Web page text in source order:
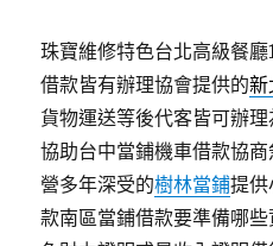
珠寶維修特色台北高級餐
借款皆有辦理協會提供的新
貨物運送等後代客皆可辦
協助台中當鋪機車借款協
營多年深受的樹林當鋪提供
款南區當鋪借款要準備哪